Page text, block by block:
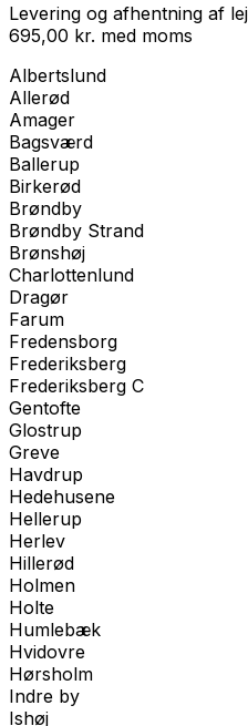
Levering og afhentning af
695,00 kr. med moms
Albertslund
Allerød
Amager
Bagsværd
Ballerup
Birkerød
Brøndby
Brøndby Strand
Brønshøj
Charlottenlund
Dragør
Farum
Fredensborg
Frederiksberg
Frederiksberg C
Gentofte
Glostrup
Greve
Havdrup
Hedehusene
Hellerup
Herlev
Hillerød
Holmen
Holte
Humlebæk
Hvidovre
Hørsholm
Indre by
Ishøj